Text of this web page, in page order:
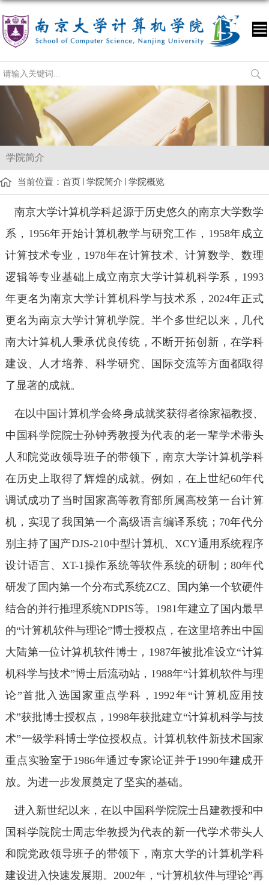
学院简介
当前位置： 首页 学院简介 学院概览
南京大学计算机学科起源于历史悠久的南京大学数学
系，1956年开始计算机教学与研究工作，1958年成立
计算技术专业，1978年在计算技术、计算数学、数理
逻辑等专业基础上成立南京大学计算机科学系，1993
年更名为南京大学计算机科学与技术系，2024年正式
更名为南京大学计算机学院。半个多世纪以来，几代
南大计算机人秉承优良传统，不断开拓创新，在学科
建设、人才培养、科学研究、国际交流等方面都取得
了显著的成就。
在以中国计算机学会终身成就奖获得者徐家福教授、
中国科学院院士孙钟秀教授为代表的老一辈学术带头
人和院党政领导班子的带领下，南京大学计算机学科
在历史上取得了辉煌的成就。例如，在上世纪60年代
调试成功了当时国家高等教育部所属高校第一台计算
机，实现了我国第一个高级语言编译系统；70年代分
别主持了国产DJS-210中型计算机、XCY通用系统程序
设计语言、XT-1操作系统等软件系统的研制；80年代
研发了国内第一个分布式系统ZCZ、国内第一个软硬件
结合的并行推理系统NDPIS等。1981年建立了国内最早
的“计算机软件与理论”博士授权点，在这里培养出中国
大陆第一位计算机软件博士，1987年被批准设立“计算
机科学与技术”博士后流动站，1988年“计算机软件与理
论”首批入选国家重点学科，1992年“计算机应用技
术”获批博士授权点，1998年获批建立“计算机科学与技
术”一级学科博士学位授权点。计算机软件新技术国家
重点实验室于1986年通过专家论证并于1990年建成开
放。为进一步发展奠定了坚实的基础。
进入新世纪以来，在以中国科学院院士吕建教授和中
国科学院院士周志华教授为代表的新一代学术带头人
和院党政领导班子的带领下，南京大学的计算机学科
建设进入快速发展期。2002年，“计算机软件与理论”再